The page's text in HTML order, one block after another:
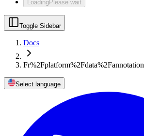
LoadingPlease wait
Toggle Sidebar
Docs
Fr%2Fplatform%2Fdata%2Fannotation
Select language